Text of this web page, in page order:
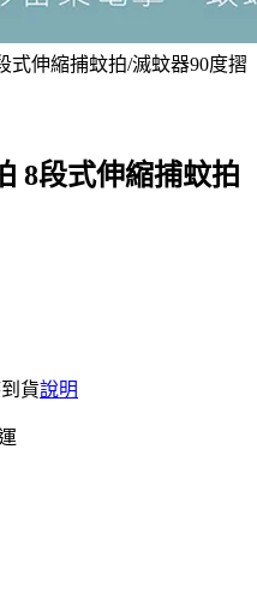
式伸縮捕蚊拍/滅蚊器90度摺
8段式伸縮捕蚊拍
貨說明